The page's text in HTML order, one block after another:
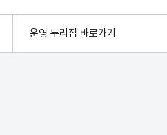
운영 누리집 바로가기